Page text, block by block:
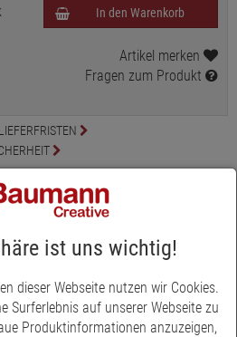
In den Warenkorb
Artikel merken
Fragen zum Produkt
Metallleiste "Hasen und Hühner".
ins Gesicht zaubern. Mit ihrem
ist sie das ideale Accessoire
Atmosphäre des Frühlings. Die
ist uns wichtig!
dieser Webseite nutzen wir Cookies.
Surferlebnis auf unserer Webseite zu
Produktinformationen anzuzeigen,